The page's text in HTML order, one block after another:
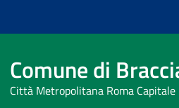
Comune di
Città Metropolitana Roma Capitale